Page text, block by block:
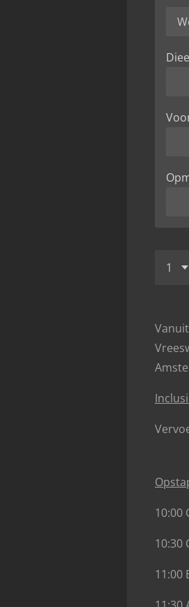
10:00
10:30
11:00